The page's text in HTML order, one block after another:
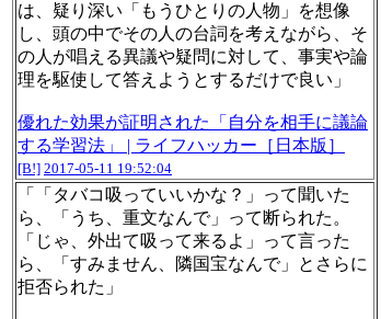
は、疑り深い「もうひとりの人物」を想像
し、頭の中でその人の台詞を考えながら、そ
の人が唱える異議や疑問に対して、事実や論
理を駆使して答えようとするだけで良い」
優れた効果が証明された「自分を相手に議論
する学習法」 | ライフハッカー［日本版］
[B!] 2017-05-11 19:52:04
「「タバコ吸っていいかな？」って聞いた
ら、「うち、重文なんで」って断られた。
「じゃ、外出て吸って来るよ」って言った
ら、「すみません、隣国宝なんで」とさらに
拒否られた」